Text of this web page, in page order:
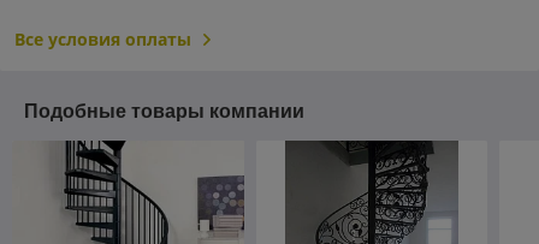
Все условия оплаты
Подобные товары компании